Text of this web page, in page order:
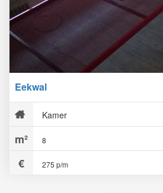
Eekwal
Kamer
8
275 p/m